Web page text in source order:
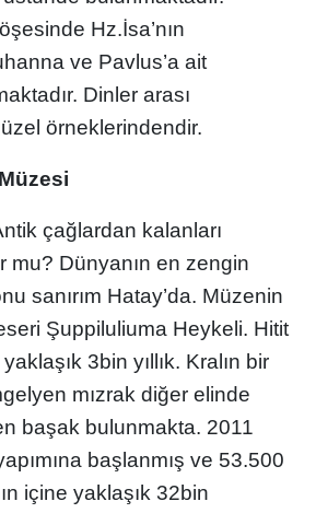
Hz.İsa’nın
ve Pavlus’a ait
Dinler arası
örneklerindendir.
çağlardan kalanları
mu? Dünyanın en zengin
sanırım Hatay’da. Müzenin
Şuppiluliuma Heykeli. Hitit
3bin yıllık. Kralın bir
mızrak diğer elinde
başak bulunmakta. 2011
başlanmış ve 53.500
içine yaklaşık 32bin